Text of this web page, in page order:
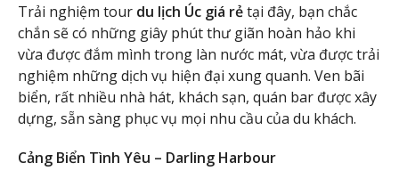
Trải nghiệm tour du lịch Úc giá rẻtại đây, bạn chắc
chắn sẽ có những giây phút thư giãn hoàn hảo khi
vừa được đắm mình trong làn nước mát, vừa được trải
nghiệm những dịch vụ hiện đại xung quanh. Ven bãi
biển, rất nhiều nhà hát, khách sạn, quán bar được xây
dựng, sẵn sàng phục vụ mọi nhu cầu của du khách.
Cảng Biển Tình Yêu – Darling Harbour